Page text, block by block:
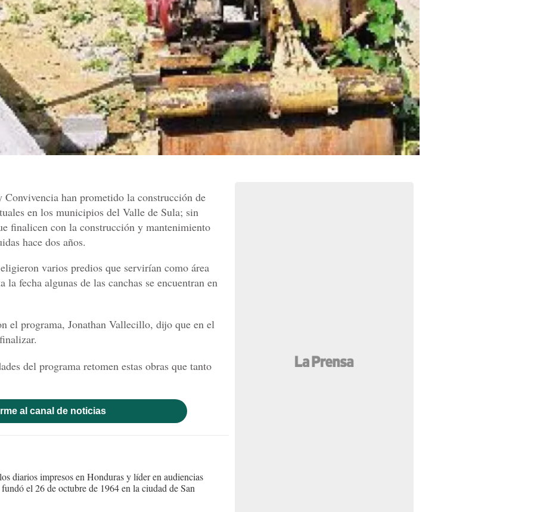
Convivencia han prometido la construcción de
en los municipios del Valle de Sula; sin
finalicen con la construcción y mantenimiento
hace dos años.
varios predios que servirían como área
la fecha algunas de las canchas se encuentran en
el programa, Jonathan Vallecillo, dijo que en el
del programa retomen estas obras que tanto
al canal de noticias
diarios impresos en Honduras y líder en audiencias
el 26 de octubre de 1964 en la ciudad de San